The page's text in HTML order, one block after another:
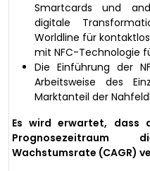
Smartcards und
digitale
Worldline für
mit NFC-Technologie
Die Einführung der
Arbeitsweise des
Marktanteil der
Es wird erwartet, dass
Wachstumsrate (CAGR)